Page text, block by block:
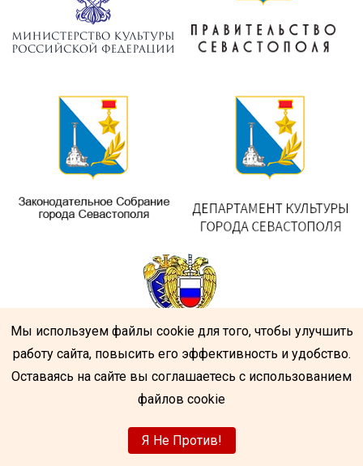
Центр народного творчества Разработка усатый-гражданин.рф
Мы используем файлы cookie для того, чтобы улучшить
работу сайта, повысить его эффективность и удобство.
Оставаясь на сайте вы соглашаетесь с использованием
файлов cookie
Я Не Против!